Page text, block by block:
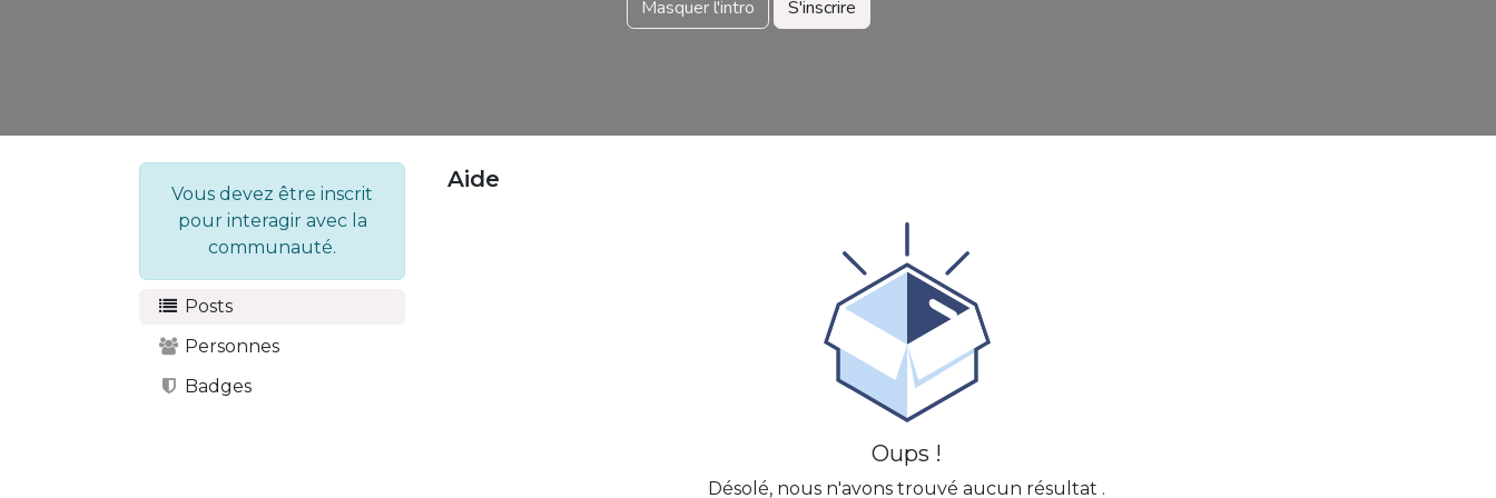
Masquer l'intro S'inscrire
Vous devez être inscrit
pour interagir avec la
communauté.
Posts
Personnes
Badges
Aide
Oups !
Désolé, nous n'avons trouvé aucun résultat .